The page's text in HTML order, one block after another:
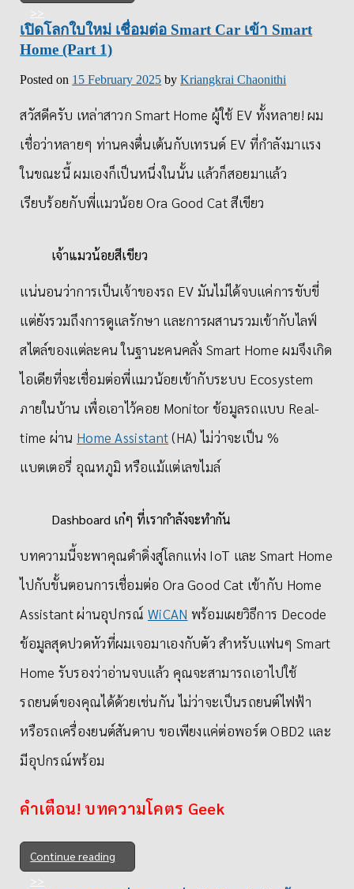
เปิดโลกใบใหม่ เชื่อมต่อ Smart Car เข้า Smart
Home (Part 1)
Posted on 15 February 2025 byKriangkrai Chaonithi
สวัสดีครับ เหล่าสาวก Smart Home ผู้ใช้ EV ทั้งหลาย! ผม
เชื่อว่าหลายๆ ท่านคงตื่นเต้นกับเทรนด์ EV ที่กำลังมาแรง
ในขณะนี้ ผมเองก็เป็นหนึ่งในนั้น แล้วก็สอยมาแล้ว
เรียบร้อยกับพี่แมวน้อย Ora Good Cat สีเขียว
เจ้าแมวน้อยสีเขียว
แน่นอนว่าการเป็นเจ้าของรถ EV มันไม่ได้จบแค่การขับขี่
แต่ยังรวมถึงการดูแลรักษา และการผสานรวมเข้ากับไลฟ์
สไตล์ของแต่ละคน ในฐานะคนคลั่ง Smart Home ผมจึงเกิด
ไอเดียที่จะเชื่อมต่อพี่แมวน้อยเข้ากับระบบ Ecosystem
ภายในบ้าน เพื่อเอาไว้คอย Monitor ข้อมูลรถแบบ Real-
time ผ่าน Home Assistant(HA) ไม่ว่าจะเป็น %
แบตเตอรี่ อุณหภูมิ หรือแม้แต่เลขไมล์
Dashboard เก๋ๆ ที่เรากำลังจะทำกัน
บทความนี้จะพาคุณดำดิ่งสู่โลกแห่ง IoT และ Smart Home
ไปกับขั้นตอนการเชื่อมต่อ Ora Good Cat เข้ากับ Home
Assistant ผ่านอุปกรณ์ WiCAN พร้อมเผยวิธีการ Decode
ข้อมูลสุดปวดหัวที่ผมเจอมาเองกับตัว สำหรับแฟนๆ Smart
Home รับรองว่าอ่านจบแล้ว คุณจะสามารถเอาไปใช้
รถยนต์ของคุณได้ด้วยเช่นกัน ไม่ว่าจะเป็นรถยนต์ไฟฟ้า
หรือรถเครื่องยนต์สันดาบ ขอเพียงแค่ต่อพอร์ต OBD2 และ
มีอุปกรณ์พร้อม
คำเตือน! บทความโคตร Geek
Continue reading